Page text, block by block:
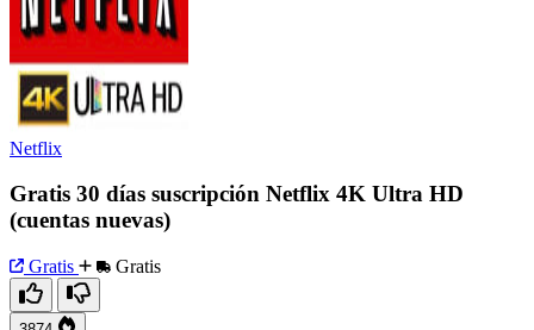
Netflix
Gratis 30 días suscripción Netflix 4K Ultra HD
(cuentas nuevas)
Gratis Gratis